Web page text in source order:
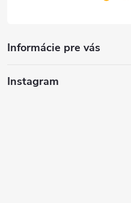
Informácie pre vás
Instagram